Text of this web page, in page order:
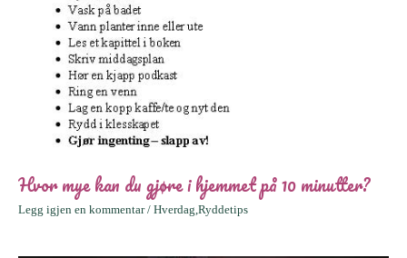
Hvor mye kan du gjøre i hjemmet på 10 minutter?
Legg igjen en kommentar / Hverdag,Ryddetips